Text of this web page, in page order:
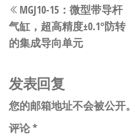
章
导
一
篇
文
MGJ10-15：微型带导杆
气缸，超高精度±0.1°防转
的集成导向单元
发表回复
您的邮箱地址不会被公开。
评论*